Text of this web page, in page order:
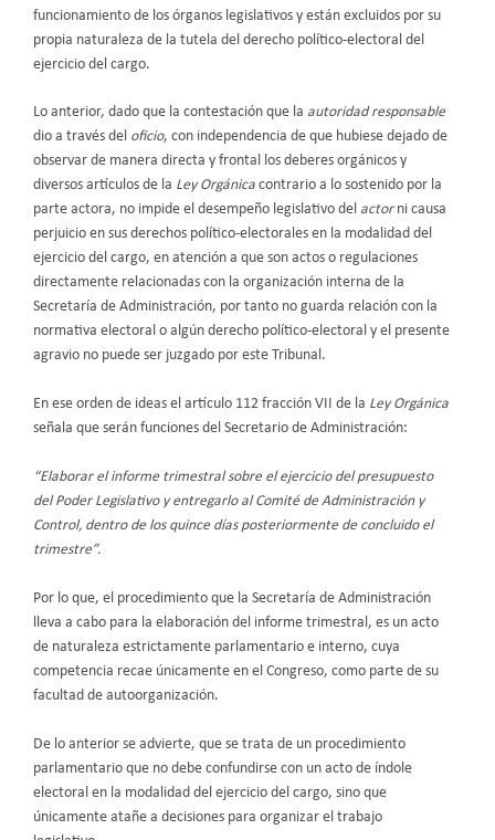
funcionamiento de los órganos legislativos y están excluidos por su
propia naturaleza de la tutela del derecho político-electoral del
ejercicio del cargo.
Lo anterior, dado que la contestación que la autoridad responsable
dio a través del oficio, con independencia de que hubiese dejado de
observar de manera directa y frontal los deberes orgánicos y
diversos artículos de la Ley Orgánica contrario a lo sostenido por la
parte actora, no impide el desempeño legislativo del actorni causa
perjuicio en sus derechos político-electorales en la modalidad del
ejercicio del cargo, en atención a que son actos o regulaciones
directamente relacionadas con la organización interna de la
Secretaría de Administración, por tanto no guarda relación con la
normativa electoral o algún derecho político-electoral y el presente
agravio no puede ser juzgado por este Tribunal.
En ese orden de ideas el artículo 112 fracción VII de la Ley Orgánica
señala que serán funciones del Secretario de Administración:
“Elaborar el informe trimestral sobre el ejercicio del presupuesto
del Poder Legislativo y entregarlo al Comité de Administración y
Control, dentro de los quince días posteriormente de concluido el
trimestre”.
Por lo que, el procedimiento que la Secretaría de Administración
lleva a cabo para la elaboración del informe trimestral, es un acto
de naturaleza estrictamente parlamentario e interno, cuya
competencia recae únicamente en el Congreso, como parte de su
facultad de autoorganización.
De lo anterior se advierte, que se trata de un procedimiento
parlamentario que no debe confundirse con un acto de índole
electoral en la modalidad del ejercicio del cargo, sino que
únicamente atañe a decisiones para organizar el trabajo